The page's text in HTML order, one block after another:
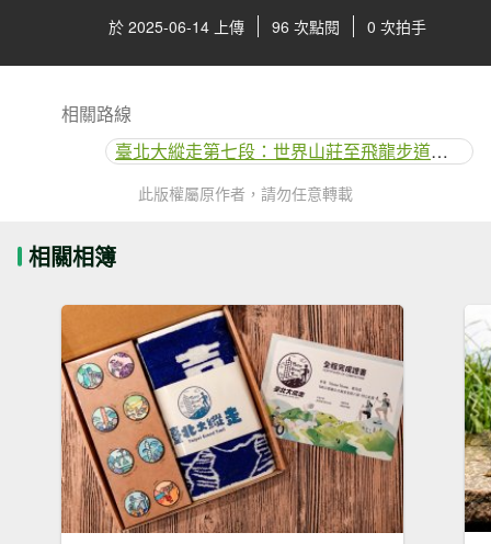
於 2025-06-14 上傳 96 次點閱 0 次拍手
相關路線
臺北大縱走第七段：世界山莊至飛龍步道政大後山
此版權屬原作者，請勿任意轉載
相關相簿